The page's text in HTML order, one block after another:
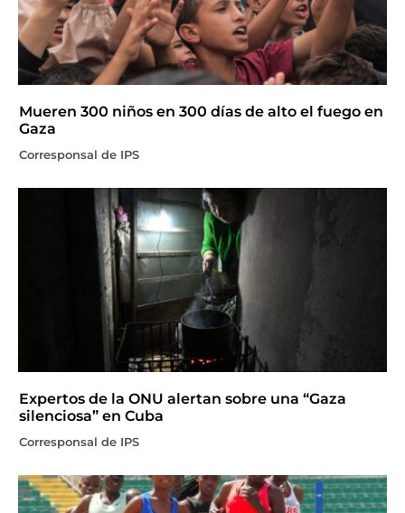
Mueren 300 niños en 300 días de alto el fuego en
Gaza
Corresponsal de IPS
Expertos de la ONU alertan sobre una “Gaza
silenciosa” en Cuba
Corresponsal de IPS